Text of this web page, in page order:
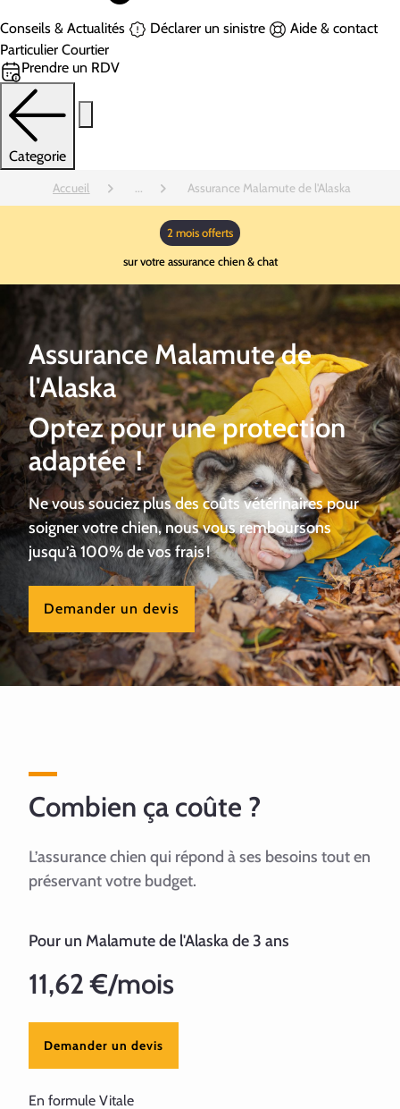
Conseils & Actualités Déclarer un sinistre
Aide & contact
Particulier Courtier
Prendre un RDV
Categorie
Accueil ... Assurance Malamute de l'Alaska
2 mois offerts
sur votre assurance chien & chat
Assurance Malamute de
l'Alaska
Optez pour une protection
adaptée !
Ne vous souciez plus des coûts vétérinaires pour
soigner votre chien, nous vous remboursons
jusqu’à 100% de vos frais !
Demander un devis
Combien ça coûte ?
L’assurance chien qui répond à ses besoins tout en
préservant votre budget.
Pour un Malamute de l'Alaska de 3 ans
11,62 €/mois
Demander un devis
En formule Vitale